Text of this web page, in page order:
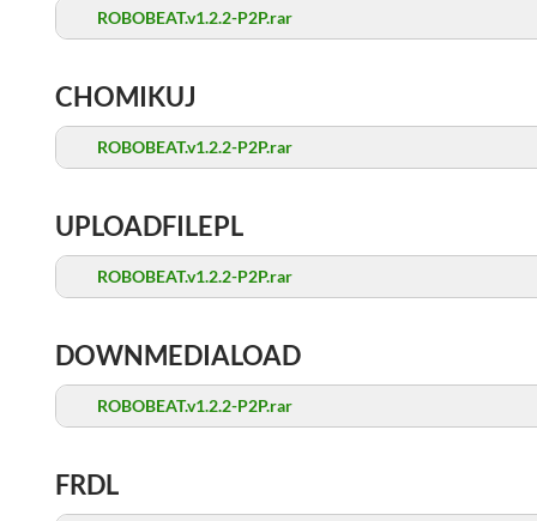
ROBOBEAT.v1.2.2-P2P.rar
CHOMIKUJ
ROBOBEAT.v1.2.2-P2P.rar
UPLOADFILEPL
ROBOBEAT.v1.2.2-P2P.rar
DOWNMEDIALOAD
ROBOBEAT.v1.2.2-P2P.rar
FRDL